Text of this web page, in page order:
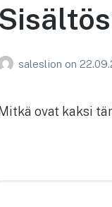
saleslion on
Mitkä ovat kaksi